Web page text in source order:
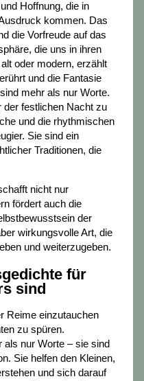
Hoffnung, die in
kommen. Das
die Vorfreude auf das
die uns in ihren
oder modern, erzählt
und die Fantasie
mehr als nur Worte.
der festlichen Nacht zu
und die rhythmischen
Sie sind ein
Traditionen, die
nicht nur
fördert auch die
der
wirkungsvolle Art, die
und weiterzugeben.
für
sind
Reime einzutauchen
zu spüren.
nur Worte – sie sind
Sie helfen den Kleinen,
und sich darauf